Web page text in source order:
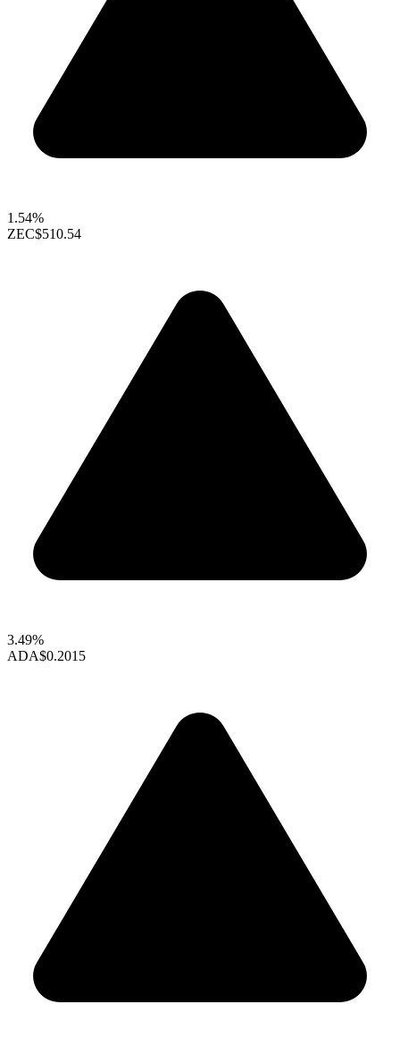
1.54%
ZEC$510.54
3.49%
ADA$0.2015